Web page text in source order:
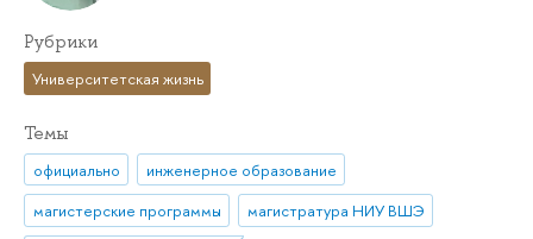
Рубрики
Университетская жизнь
Темы
официально
инженерное образование
магистерские программы
магистратура НИУ ВШЭ